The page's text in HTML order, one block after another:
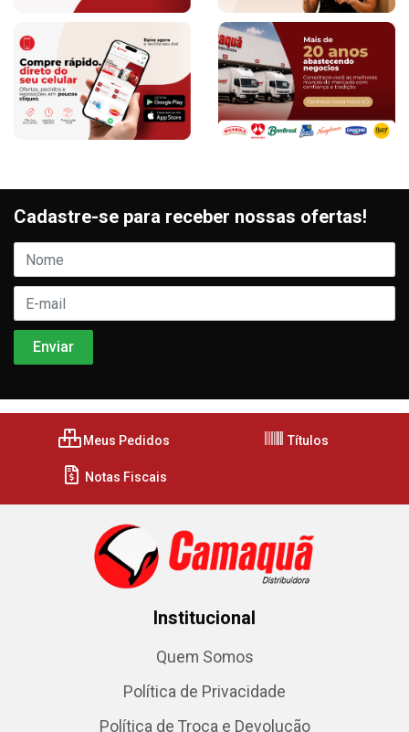
Cadastre-se para receber nossas ofertas!
Meus Pedidos Títulos
Notas Fiscais
Institucional
Quem Somos
Política de Privacidade
Política de Troca e Devolução